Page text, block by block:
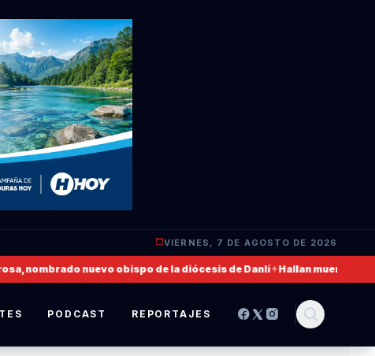
VIERNES, 7 DE AGOSTO DE 2026
nuevo obispo de la diócesis de Danlí✦Hallan muerto a un
PODCAST REPORTAJES